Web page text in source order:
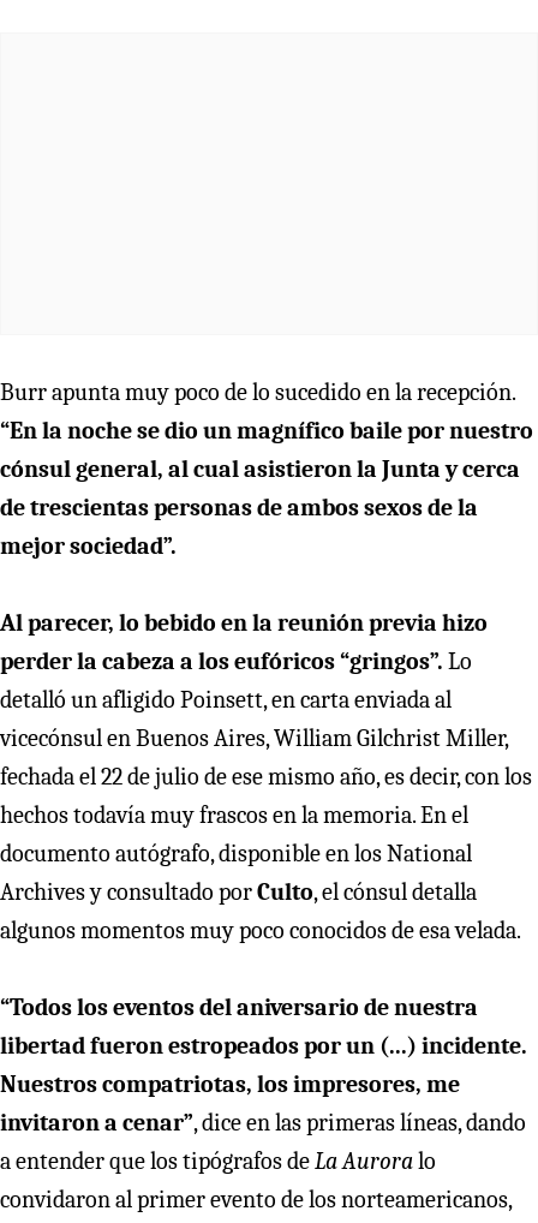
Burr apunta muy poco de lo sucedido en la recepción.
“En la noche se dio un magnífico baile por nuestro
cónsul general, al cual asistieron la Junta y cerca
de trescientas personas de ambos sexos de la
mejor sociedad”.
Al parecer, lo bebido en la reunión previa hizo
perder la cabeza a los eufóricos “gringos”. Lo
detalló un afligido Poinsett, en carta enviada al
vicecónsul en Buenos Aires, William Gilchrist Miller,
fechada el 22 de julio de ese mismo año, es decir, con los
hechos todavía muy frascos en la memoria. En el
documento autógrafo, disponible en los National
Archives y consultado porCulto, el cónsul detalla
algunos momentos muy poco conocidos de esa velada.
“Todos los eventos del aniversario de nuestra
libertad fueron estropeados por un (...) incidente.
Nuestros compatriotas, los impresores, me
invitaron a cenar”, dice en las primeras líneas, dando
a entender que los tipógrafos deLa Auroralo
convidaron al primer evento de los norteamericanos,